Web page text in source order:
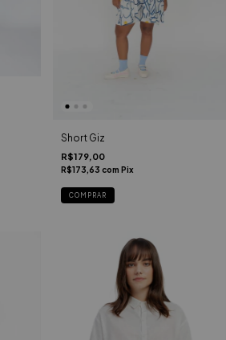
Short Giz
R$179,00
R$173,63 com Pix
COMPRAR